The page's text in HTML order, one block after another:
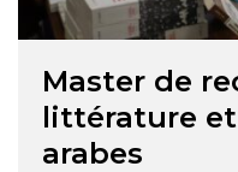
Master de
littérature
arabes